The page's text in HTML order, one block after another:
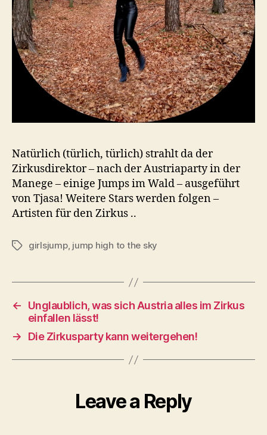
Natürlich (türlich, türlich) strahlt da der
Zirkusdirektor – nach der Austriaparty in der
Manege – einige Jumps im Wald – ausgeführt
von Tjasa! Weitere Stars werden folgen –
Artisten für den Zirkus ..
Tagsgirlsjump, jump high to the sky
←
Unglaublich, was sich Austria alles im Zirkus
einfallen lässt!
→
Die Zirkusparty kann weitergehen!
Leave a Reply